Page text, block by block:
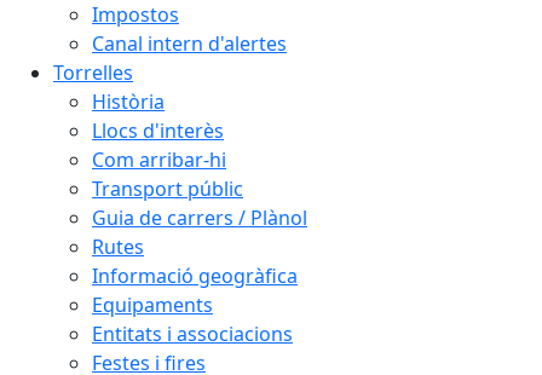
Impostos
Canal intern d'alertes
Torrelles
Història
Llocs d'interès
Com arribar-hi
Transport públic
Guia de carrers / Plànol
Rutes
Informació geogràfica
Equipaments
Entitats i associacions
Festes i fires